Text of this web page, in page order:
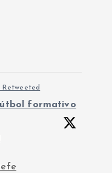
Retweeted
formativo